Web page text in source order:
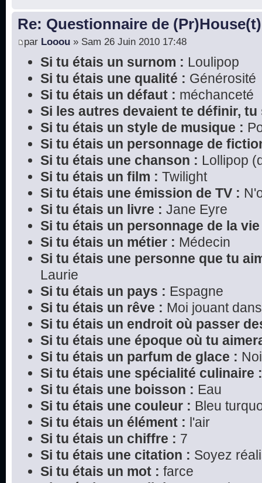
Re: Questionnaire de (Pr)House(t)
par Looou » Sam 26 Juin 2010 17:48
Si tu étais un surnom : Loulipop
Si tu étais une qualité : Générosité
Si tu étais un défaut : méchanceté
Si les autres devaient te définir, tu
Si tu étais un style de musique :
Si tu étais un personnage de
Si tu étais une chanson : Lollipop
Si tu étais un film : Twilight
Si tu étais une émission de TV :
Si tu étais un livre : Jane Eyre
Si tu étais un personnage de la
Si tu étais un métier : Médecin
Si tu étais une personne que tu
Laurie
Si tu étais un pays : Espagne
Si tu étais un rêve : Moi jouant
Si tu étais un endroit où passer
Si tu étais une époque où tu
Si tu étais un parfum de glace :
Si tu étais une spécialité culinaire :
Si tu étais une boisson : Eau
Si tu étais une couleur : Bleu
Si tu étais un élément : l'air
Si tu étais un chiffre : 7
Si tu étais une citation : Soyez
Si tu étais un mot : farce